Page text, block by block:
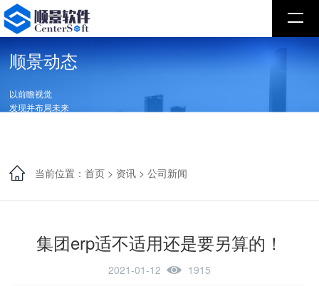
顺景动态
以前瞻视觉
发现并布局未来
当前位置：首页 > 资讯 >公司新闻
集团erp适不适用还是要另算的！
2021-01-12 1915